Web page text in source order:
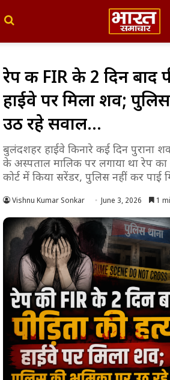
रेप की FIR के 2 दिन बाद
हाईवे पर मिला शव;
उठ रहे सवाल…
बुलंदशहर हाईवे किनारे कई दिन पुराना
के अस्पताल मालिक पर लगाया था रेप
कोर्ट में किया सरेंडर, पुलिस नहीं कर पाई
Vishnu Kumar Sonkar June 3, 2026 1